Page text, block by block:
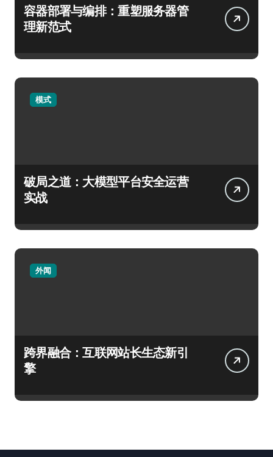
容器部署与编排：重塑服务器管
理新范式
模式
破局之道：大模型平台安全运营
实战
外闻
跨界融合：互联网站长生态新引
擎